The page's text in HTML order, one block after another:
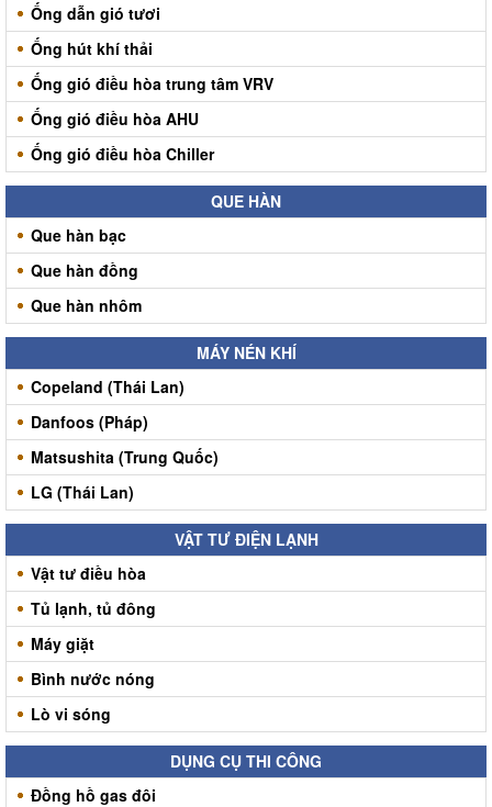
Ống dẫn gió tươi
Ống hút khí thải
Ống gió điều hòa trung tâm VRV
Ống gió điều hòa AHU
Ống gió điều hòa Chiller
QUE HÀN
Que hàn bạc
Que hàn đồng
Que hàn nhôm
MÁY NÉN KHÍ
Copeland (Thái Lan)
Danfoos (Pháp)
Matsushita (Trung Quốc)
LG (Thái Lan)
VẬT TƯ ĐIỆN LẠNH
Vật tư điều hòa
Tủ lạnh, tủ đông
Máy giặt
Bình nước nóng
Lò vi sóng
DỤNG CỤ THI CÔNG
Đồng hồ gas đôi